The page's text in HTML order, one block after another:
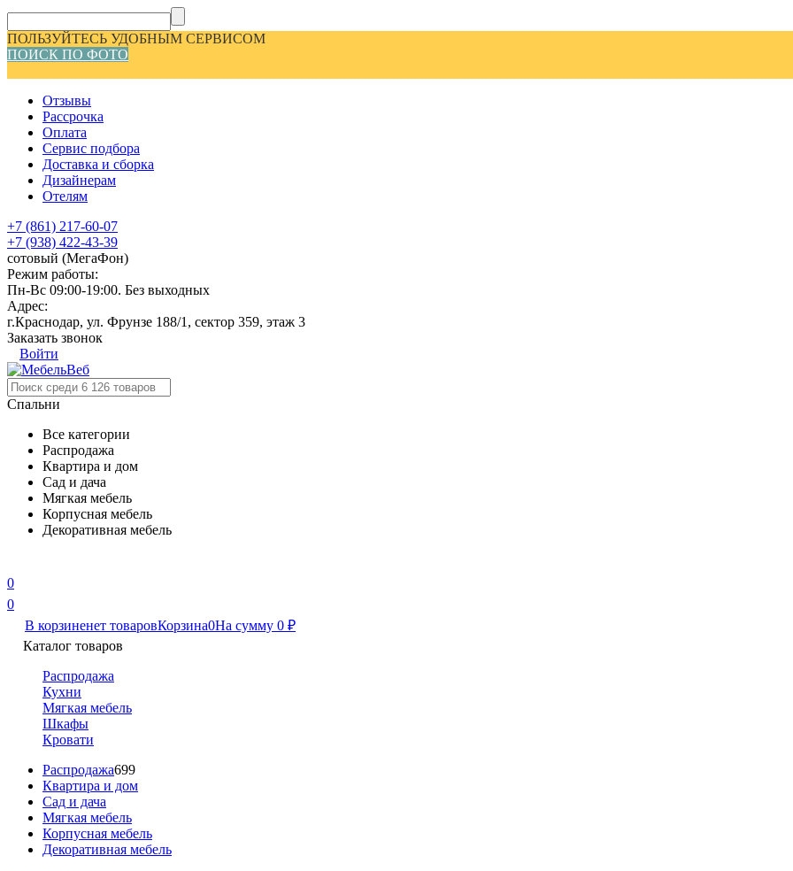
ПОЛЬЗУЙТЕСЬ УДОБНЫМ СЕРВИСОМ
ПОИСК ПО ФОТО
Отзывы
Рассрочка
Оплата
Сервис подбора
Доставка и сборка
Дизайнерам
Отелям
+7 (861) 217-60-07
+7 (938) 422-43-39
сотовый (МегаФон)
Режим работы:
Пн-Вс 09:00-19:00. Без выходных
Адрес:
г.Краснодар, ул. Фрунзе 188/1, сектор 359, этаж 3
Заказать звонок
Войти
Спальни
Все категории
Распродажа
Квартира и дом
Сад и дача
Мягкая мебель
Корпусная мебель
Декоративная мебель
0
0
В корзиненет товаровКорзина0На сумму 0 ₽
Каталог товаров
Распродажа
Кухни
Мягкая мебель
Шкафы
Кровати
Распродажа699
Квартира и дом
Сад и дача
Мягкая мебель
Корпусная мебель
Декоративная мебель